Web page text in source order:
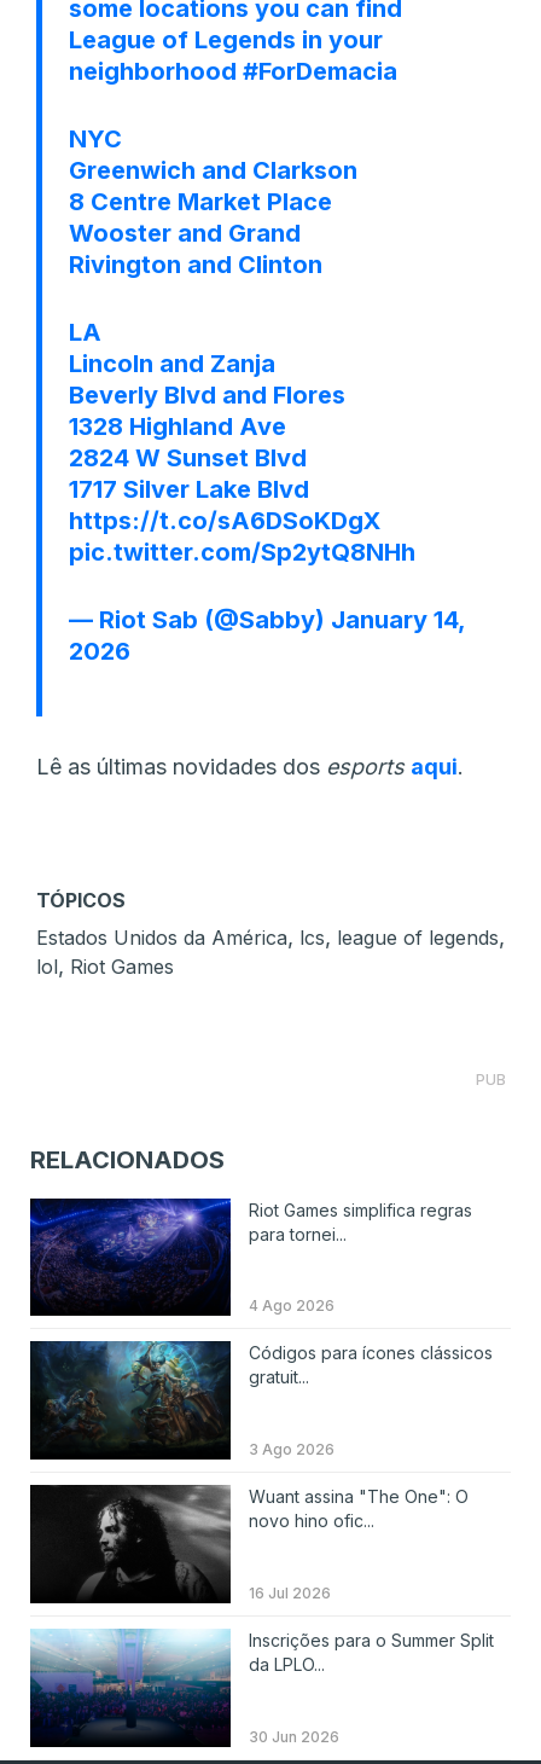
some locations you can find
League of Legends in your
neighborhood #ForDemacia
NYC
Greenwich and Clarkson
8 Centre Market Place
Wooster and Grand
Rivington and Clinton
LA
Lincoln and Zanja
Beverly Blvd and Flores
1328 Highland Ave
2824 W Sunset Blvd
1717 Silver Lake Blvd
https://t.co/sA6DSoKDgX
pic.twitter.com/Sp2ytQ8NHh
— Riot Sab (@Sabby) January 14,
2026
Lê as últimas novidades dos esports aqui.
TÓPICOS
Estados Unidos da América, lcs, league of legends,
lol, Riot Games
PUB
RELACIONADOS
Riot Games simplifica regras
para tornei...
4 Ago 2026
Códigos para ícones clássicos
gratuit...
3 Ago 2026
Wuant assina "The One": O
novo hino ofic...
16 Jul 2026
Inscrições para o Summer Split
da LPLO...
30 Jun 2026